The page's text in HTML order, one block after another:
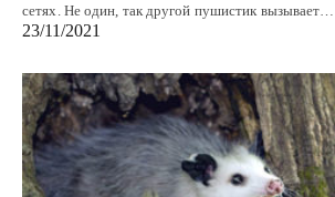
сетях. Не один, так другой пушистик вызывает…
23/11/2021